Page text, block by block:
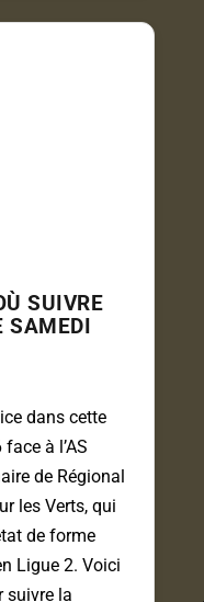
SUIVRE
SAMEDI
dans cette
à l’AS
de Régional
les Verts, qui
de forme
Ligue 2. Voici
suivre la